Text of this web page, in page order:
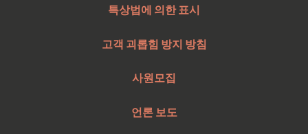
특상법에 의한 표시
고객 괴롭힘 방지 방침
사원모집
언론 보도